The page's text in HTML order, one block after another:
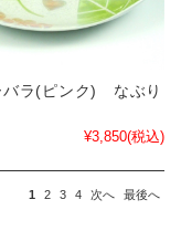
バラ(ピンク) なぶり
¥3,850(税込)
1 2 3 4 次へ 最後へ